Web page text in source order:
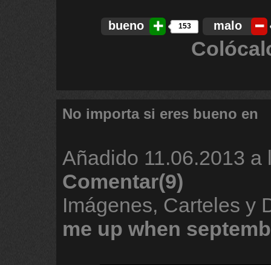
bueno 153 malo
No importa si eres bueno en
Añadido 11.06.2013 a
Comentar(9)
Imágenes, Carteles y
me up when